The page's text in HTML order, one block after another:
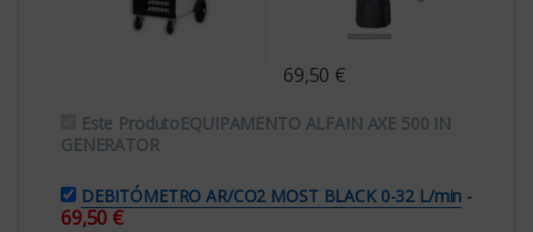
69,50 €
Este ProdutoEQUIPAMENTO ALFAIN AXE 500 IN
GENERATOR
DEBITÓMETRO AR/CO2 MOST BLACK 0-32 L/min -
69,50 €